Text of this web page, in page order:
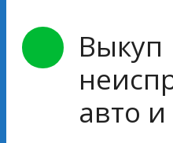
Выкуп
авто